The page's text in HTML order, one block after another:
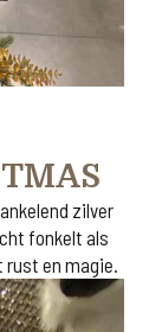
zilver
fonkelt als
en magie.